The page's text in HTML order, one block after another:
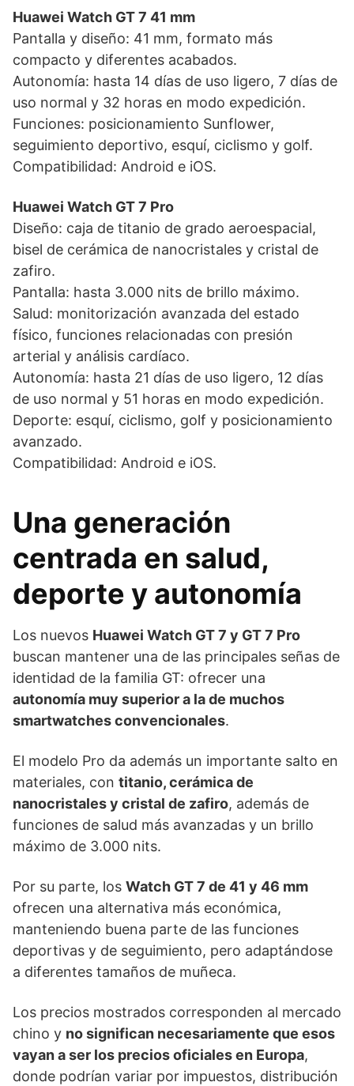
Huawei Watch GT 7 41 mm
Pantalla y diseño: 41 mm, formato más
compacto y diferentes acabados.
Autonomía: hasta 14 días de uso ligero, 7 días de
uso normal y 32 horas en modo expedición.
Funciones: posicionamiento Sunflower,
seguimiento deportivo, esquí, ciclismo y golf.
Compatibilidad: Android e iOS.
Huawei Watch GT 7 Pro
Diseño: caja de titanio de grado aeroespacial,
bisel de cerámica de nanocristales y cristal de
zafiro.
Pantalla: hasta 3.000 nits de brillo máximo.
Salud: monitorización avanzada del estado
físico, funciones relacionadas con presión
arterial y análisis cardíaco.
Autonomía: hasta 21 días de uso ligero, 12 días
de uso normal y 51 horas en modo expedición.
Deporte: esquí, ciclismo, golf y posicionamiento
avanzado.
Compatibilidad: Android e iOS.
Una generación
centrada en salud,
deporte y autonomía
Los nuevos Huawei Watch GT 7 y GT 7 Pro
buscan mantener una de las principales señas de
identidad de la familia GT: ofrecer una
autonomía muy superior a la de muchos
smartwatches convencionales.
El modelo Pro da además un importante salto en
materiales, con titanio, cerámica de
nanocristales y cristal de zafiro, además de
funciones de salud más avanzadas y un brillo
máximo de 3.000 nits.
Por su parte, los Watch GT 7 de 41 y 46 mm
ofrecen una alternativa más económica,
manteniendo buena parte de las funciones
deportivas y de seguimiento, pero adaptándose
a diferentes tamaños de muñeca.
Los precios mostrados corresponden al mercado
chino y no significan necesariamente que esos
vayan a ser los precios oficiales en Europa,
donde podrían variar por impuestos, distribución